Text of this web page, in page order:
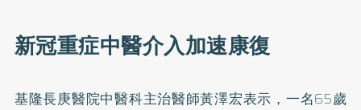
新冠重症中醫介入加速康復
基隆長庚醫院中醫科主治醫師黃澤宏表示，一名65歲